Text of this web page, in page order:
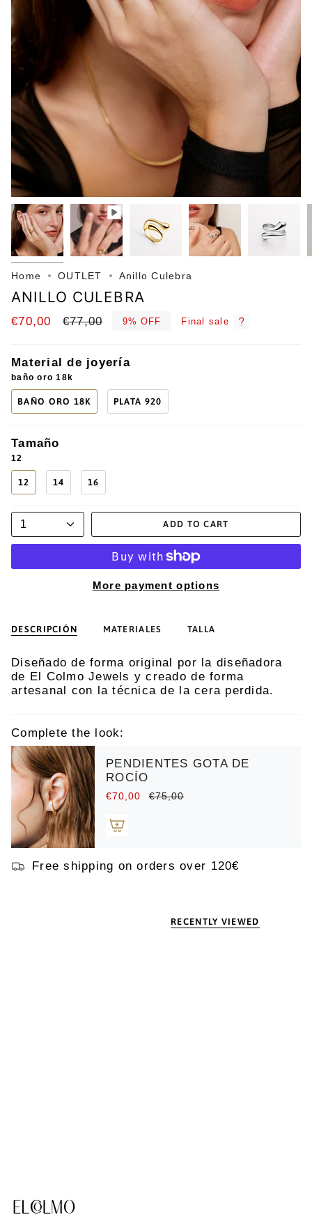
Home OUTLET Anillo Culebra
ANILLO CULEBRA
€70,00
Regular
€77,00 9% OFF Final sale
Material de joyería
baño oro 18k
BAÑO ORO 18K PLATA 920
Tamaño
12
12 14 16
1 ADD TO CART
More payment options
DESCRIPCIÓN MATERIALES TALLA
Diseñado de forma original por la diseñadora
de El Colmo Jewels y creado de forma
artesanal con la técnica de la cera perdida.
Complete the look:
PENDIENTES GOTA DE
ROCÍO
€70,00 €75,00
Free shipping on orders over 120€
RECENTLY VIEWED